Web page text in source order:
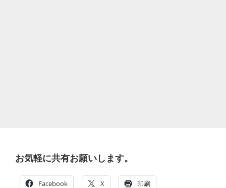
お気軽に共有お願いします。
Facebook X 印刷